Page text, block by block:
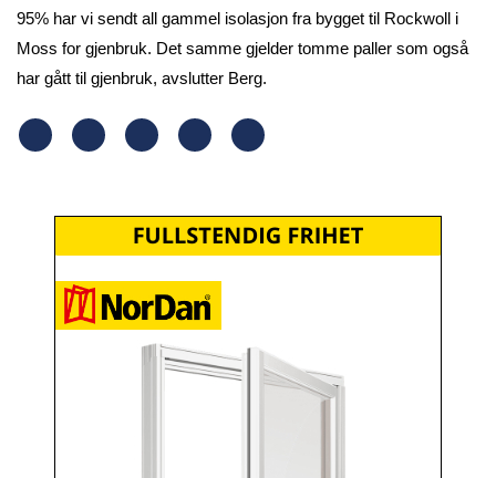
95% har vi sendt all gammel isolasjon fra bygget til Rockwoll i
Moss for gjenbruk. Det samme gjelder tomme paller som også
har gått til gjenbruk, avslutter Berg.